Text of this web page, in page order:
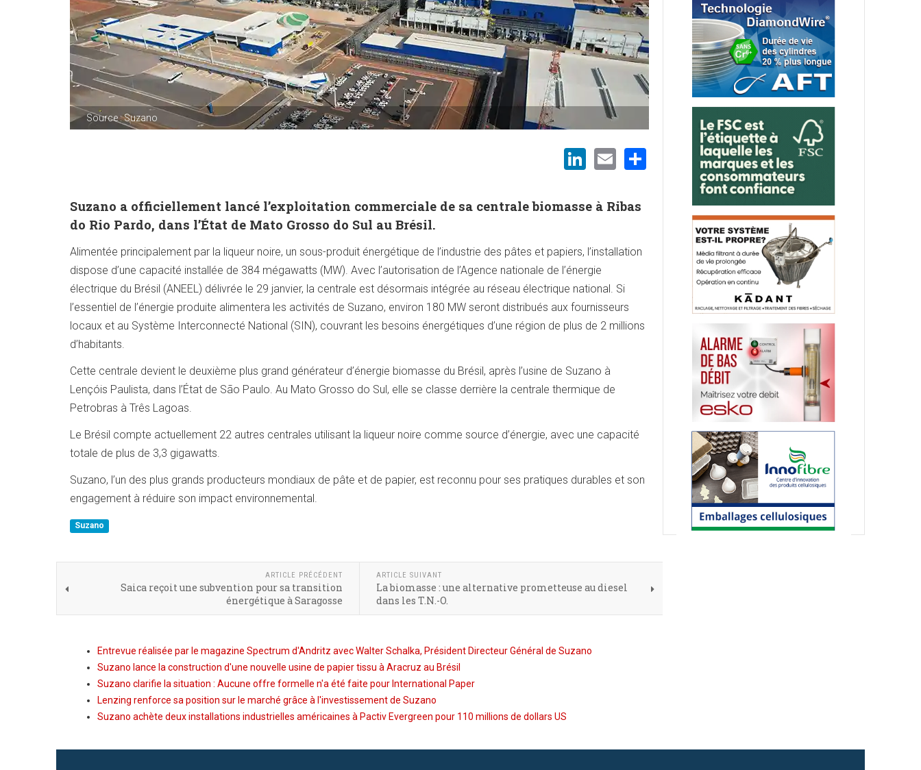
Source : Suzano
LinkedIn
EmailShare
Suzano a officiellement lancé l’exploitation commerciale de sa centrale biomasse à Ribas
do Rio Pardo, dans l’État de Mato Grosso do Sul au Brésil.
Alimentée principalement par la liqueur noire, un sous-produit énergétique de l’industrie des pâtes et papiers, l’installation
dispose d’une capacité installée de 384 mégawatts (MW). Avec l’autorisation de l’Agence nationale de l’énergie
électrique du Brésil (ANEEL) délivrée le 29 janvier, la centrale est désormais intégrée au réseau électrique national. Si
l’essentiel de l’énergie produite alimentera les activités de Suzano, environ 180 MW seront distribués aux fournisseurs
locaux et au Système Interconnecté National (SIN), couvrant les besoins énergétiques d’une région de plus de 2 millions
d’habitants.
Cette centrale devient le deuxième plus grand générateur d’énergie biomasse du Brésil, après l’usine de Suzano à
Lençóis Paulista, dans l’État de São Paulo. Au Mato Grosso do Sul, elle se classe derrière la centrale thermique de
Petrobras à Três Lagoas.
Le Brésil compte actuellement 22 autres centrales utilisant la liqueur noire comme source d’énergie, avec une capacité
totale de plus de 3,3 gigawatts.
Suzano, l’un des plus grands producteurs mondiaux de pâte et de papier, est reconnu pour ses pratiques durables et son
engagement à réduire son impact environnemental.
Suzano
ARTICLE PRÉCÉDENT
Saica reçoit une subvention pour sa transition
énergétique à Saragosse
ARTICLE SUIVANT
La biomasse : une alternative prometteuse au diesel
dans les T.N.-O.
Entrevue réalisée par le magazine Spectrum d'Andritz avec Walter Schalka, Président Directeur Général de Suzano
Suzano lance la construction d'une nouvelle usine de papier tissu à Aracruz au Brésil
Suzano clarifie la situation : Aucune offre formelle n'a été faite pour International Paper
Lenzing renforce sa position sur le marché grâce à l'investissement de Suzano
Suzano achète deux installations industrielles américaines à Pactiv Evergreen pour 110 millions de dollars US